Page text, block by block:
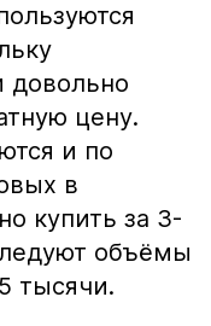
довольно
цену.
и по
в
купить за 3-
объёмы
тысячи.